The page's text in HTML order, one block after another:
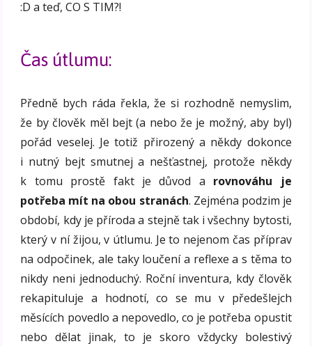
:D a teď, CO S TIM?!
Čas útlumu:
Předně bych ráda řekla, že si rozhodně nemyslim,
že by člověk měl bejt (a nebo že je možný, aby byl)
pořád veselej. Je totiž přirozený a někdy dokonce
i nutný bejt smutnej a nešťastnej, protože někdy
k tomu prostě fakt je důvod a rovnováhu je
potřeba mít na obou stranách. Zejména podzim je
období, kdy je příroda a stejně tak i všechny bytosti,
který v ní žijou, v útlumu. Je to nejenom čas příprav
na odpočinek, ale taky loučení a reflexe a s těma to
nikdy neni jednoduchý. Roční inventura, kdy člověk
rekapituluje a hodnotí, co se mu v předešlejch
měsících povedlo a nepovedlo, co je potřeba opustit
nebo dělat jinak, to je skoro vždycky bolestivý